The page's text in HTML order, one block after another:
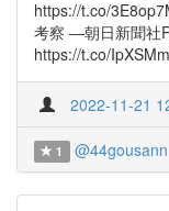
https://t.co/
考察 ―朝日新聞社
https://t.co/
2022-11-21
1 @44gousann